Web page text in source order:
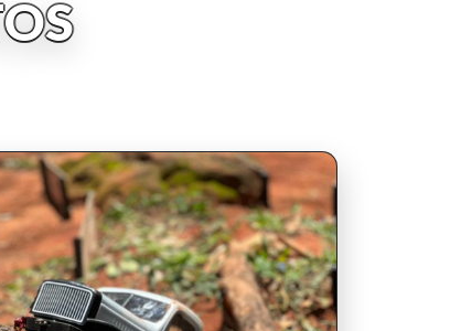
ABIERTAS